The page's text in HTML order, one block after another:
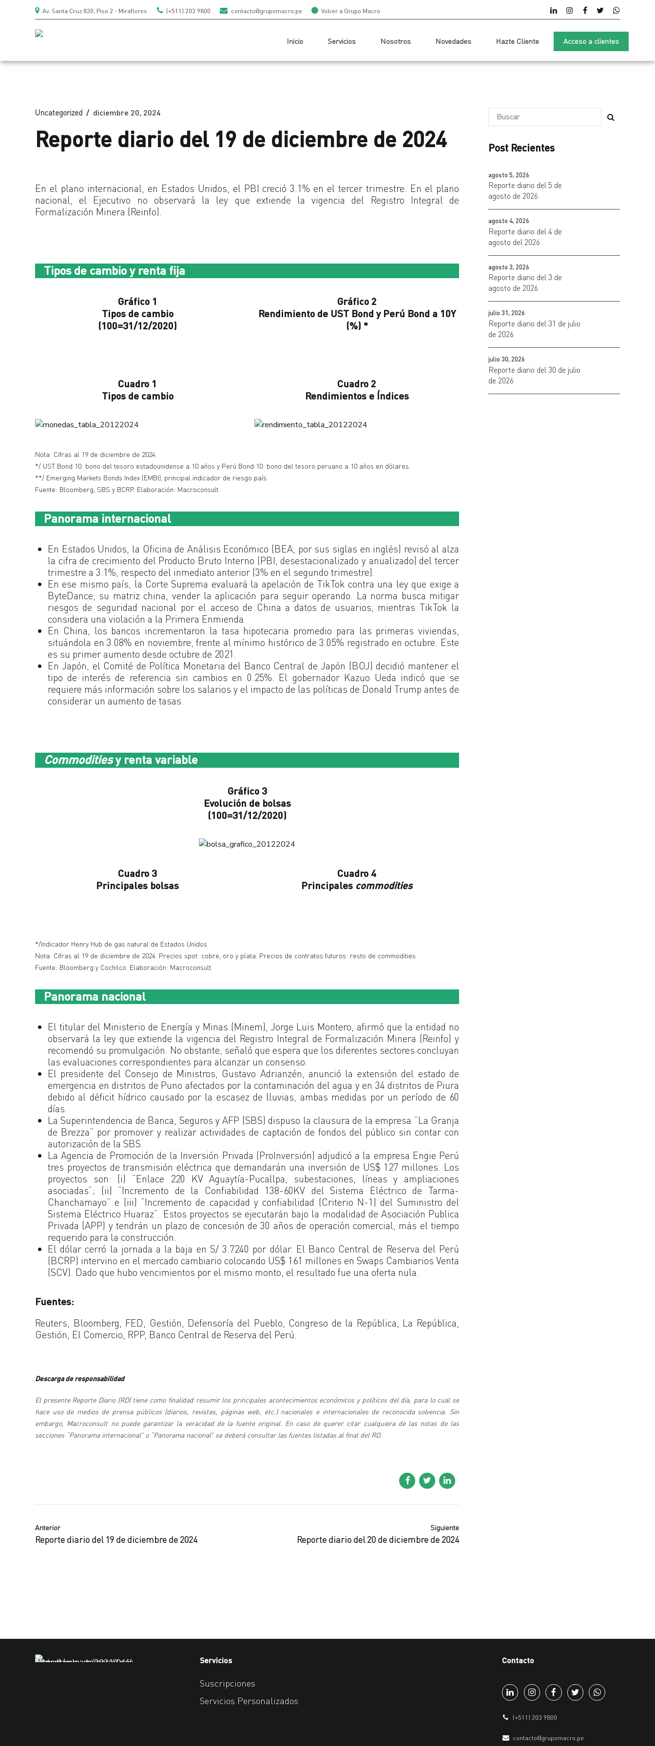
Av. Santa Cruz 830, Piso 2 - Miraflores (+511) 203 9800 contacto@grupomacro.pe Volver a Grupo Macro
Inicio Servicios Nosotros Novedades Hazte Cliente Acceso a clientes
Uncategorized diciembre 20, 2024
Reporte diario del 19 de diciembre de 2024
En el plano internacional, en Estados Unidos, el PBI creció 3.1% en el tercer trimestre. En el plano
nacional, el Ejecutivo no observará la ley que extiende la vigencia del Registro Integral de
Formalización Minera (Reinfo).
Tipos de cambio y renta fija
Gráfico 1
Tipos de cambio
(100=31/12/2020)
Gráfico 2
Rendimiento de UST Bond y Perú Bond a 10Y
(%) *
Cuadro 1
Tipos de cambio
Cuadro 2
Rendimientos e Índices
Nota: Cifras al 19 de diciembre de 2024.
*/ UST Bond 10: bono del tesoro estadounidense a 10 años y Perú Bond 10: bono del tesoro peruano a 10 años en dólares.
**/ Emerging Markets Bonds Index (EMBI), principal indicador de riesgo país.
Fuente: Bloomberg, SBS y BCRP. Elaboración: Macroconsult.
Panorama internacional
En Estados Unidos, la Oficina de Análisis Económico (BEA, por sus siglas en inglés) revisó al alza
la cifra de crecimiento del Producto Bruto Interno (PBI, desestacionalizado y anualizado) del tercer
trimestre a 3.1%, respecto del inmediato anterior (3% en el segundo trimestre).
En ese mismo país, la Corte Suprema evaluará la apelación de TikTok contra una ley que exige a
ByteDance, su matriz china, vender la aplicación para seguir operando. La norma busca mitigar
riesgos de seguridad nacional por el acceso de China a datos de usuarios, mientras TikTok la
considera una violación a la Primera Enmienda.
En China, los bancos incrementaron la tasa hipotecaria promedio para las primeras viviendas,
situándola en 3.08% en noviembre, frente al mínimo histórico de 3.05% registrado en octubre. Este
es su primer aumento desde octubre de 2021.
En Japón, el Comité de Política Monetaria del Banco Central de Japón (BOJ) decidió mantener el
tipo de interés de referencia sin cambios en 0.25%. El gobernador Kazuo Ueda indicó que se
requiere más información sobre los salarios y el impacto de las políticas de Donald Trump antes de
considerar un aumento de tasas.
Commoditiesy renta variable
Gráfico 3
Evolución de bolsas
(100=31/12/2020)
Cuadro 3
Principales bolsas
Cuadro 4
Principales commodities
*/Indicador Henry Hub de gas natural de Estados Unidos.
Nota: Cifras al 19 de diciembre de 2024. Precios spot: cobre, oro y plata. Precios de contratos futuros: resto de commodities.
Fuente: Bloomberg y Cochilco. Elaboración: Macroconsult.
Panorama nacional
El titular del Ministerio de Energía y Minas (Minem), Jorge Luis Montero, afirmó que la entidad no
observará la ley que extiende la vigencia del Registro Integral de Formalización Minera (Reinfo) y
recomendó su promulgación. No obstante, señaló que espera que los diferentes sectores concluyan
las evaluaciones correspondientes para alcanzar un consenso.
El presidente del Consejo de Ministros, Gustavo Adrianzén, anunció la extensión del estado de
emergencia en distritos de Puno afectados por la contaminación del agua y en 34 distritos de Piura
debido al déficit hídrico causado por la escasez de lluvias, ambas medidas por un período de 60
días.
La Superintendencia de Banca, Seguros y AFP (SBS) dispuso la clausura de la empresa “La Granja
de Brezza” por promover y realizar actividades de captación de fondos del público sin contar con
autorización de la SBS.
La Agencia de Promoción de la Inversión Privada (ProInversión) adjudicó a la empresa Engie Perú
tres proyectos de transmisión eléctrica que demandarán una inversión de US$ 127 millones. Los
proyectos son: (i) “Enlace 220 KV Aguaytía-Pucallpa, subestaciones, líneas y ampliaciones
asociadas”; (ii) “Incremento de la Confiabilidad 138-60KV del Sistema Eléctrico de Tarma-
Chanchamayo” e (iii) “Incremento de capacidad y confiabilidad (Criterio N-1) del Suministro del
Sistema Eléctrico Huaraz”. Estos proyectos se ejecutarán bajo la modalidad de Asociación Publica
Privada (APP) y tendrán un plazo de concesión de 30 años de operación comercial, más el tiempo
requerido para la construcción.
El dólar cerró la jornada a la baja en S/ 3.7240 por dólar. El Banco Central de Reserva del Perú
(BCRP) intervino en el mercado cambiario colocando US$ 161 millones en Swaps Cambiarios Venta
(SCV). Dado que hubo vencimientos por el mismo monto, el resultado fue una oferta nula.
Fuentes:
Reuters, Bloomberg, FED, Gestión, Defensoría del Pueblo, Congreso de la República, La República,
Gestión, El Comercio, RPP, Banco Central de Reserva del Perú.
Descarga de responsabilidad
El presente Reporte Diario (RD) tiene como finalidad resumir los principales acontecimientos económicos y políticos del día, para lo cual se
hace uso de medios de prensa públicos (diarios, revistas, páginas web, etc.) nacionales e internacionales de reconocida solvencia. Sin
embargo, Macroconsult no puede garantizar la veracidad de la fuente original. En caso de querer citar cualquiera de las notas de las
secciones “Panorama internacional” o “Panorama nacional” se deberá consultar las fuentes listadas al final del RD.
Anterior
Reporte diario del 19 de diciembre de 2024
Siguiente
Reporte diario del 20 de diciembre de 2024
Post Recientes
agosto 5, 2026
Reporte diario del 5 de
agosto de 2026
agosto 4, 2026
Reporte diario del 4 de
agosto del 2026
agosto 3, 2026
Reporte diario del 3 de
agosto de 2026
julio 31, 2026
Reporte diario del 31 de julio
de 2026
julio 30, 2026
Reporte diario del 30 de julio
de 2026
Servicios
Suscripciones
Servicios Personalizados
Contacto
(+511) 203 9800
contacto@grupomacro.pe